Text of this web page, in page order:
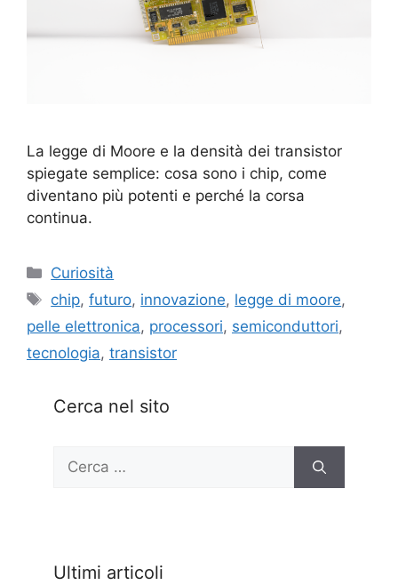
La legge di Moore e la densità dei transistor
spiegate semplice: cosa sono i chip, come
diventano più potenti e perché la corsa
continua.
Categorie
Curiosità
Tag
chip,futuro, innovazione, legge di moore,
pelle elettronica, processori, semiconduttori,
tecnologia, transistor
Cerca nel sito
Ricerca
Ultimi articoli